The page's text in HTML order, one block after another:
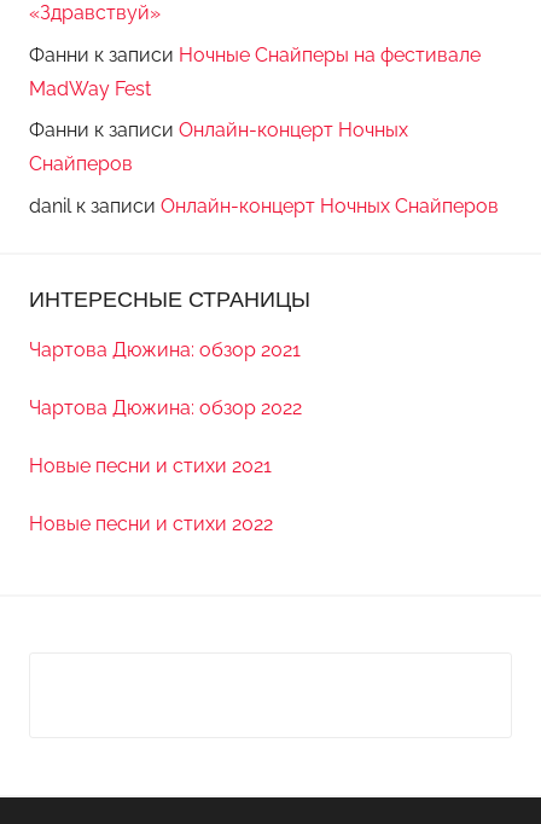
«Здравствуй»
Фанни к записи Ночные Снайперы на фестивале
MadWay Fest
Фанни к записи Онлайн-концерт Ночных
Снайперов
danil к записи Онлайн-концерт Ночных Снайперов
ИНТЕРЕСНЫЕ СТРАНИЦЫ
Чартова Дюжина: обзор 2021
Чартова Дюжина: обзор 2022
Новые песни и стихи 2021
Новые песни и стихи 2022